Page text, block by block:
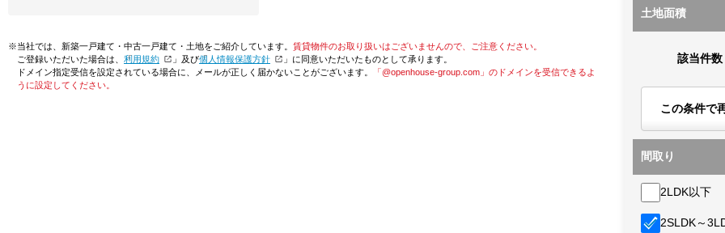
※当社では、新築一戸建て・中古一戸建て・土地をご紹介しています。 賃貸物件のお取り扱いはございませんので、ご注意ください。
ご登録いただいた場合は、「利用規約 」及び「個人情報保護方針
」に同意いただいたものとして承ります。
ドメイン指定受信を設定されている場合に、メールが正しく届かないことがございます。
「@openhouse-group.com」のドメインを受信できるよ
うに設定してください。
土地面積
該当件数
この条件で
間取り
2LDK以下
2SLDK～